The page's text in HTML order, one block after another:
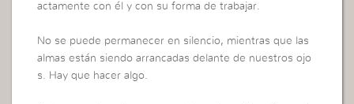
actamente con él y con su forma de trabajar.
No se puede permanecer en silencio, mientras que las
almas están siendo arrancadas delante de nuestros ojo
s. Hay que hacer algo.